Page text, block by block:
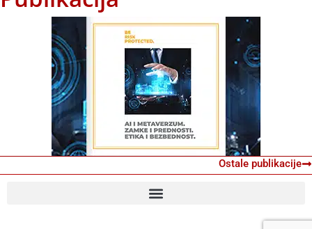
Ostale publikacije